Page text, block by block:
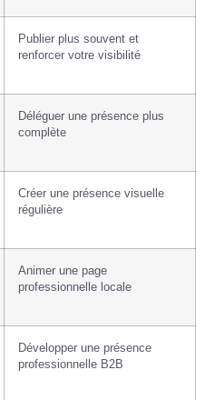
Publier plus souvent et
renforcer votre visibilité
Déléguer une présence plus
complète
Créer une présence visuelle
régulière
Animer une page
professionnelle locale
Développer une présence
professionnelle B2B